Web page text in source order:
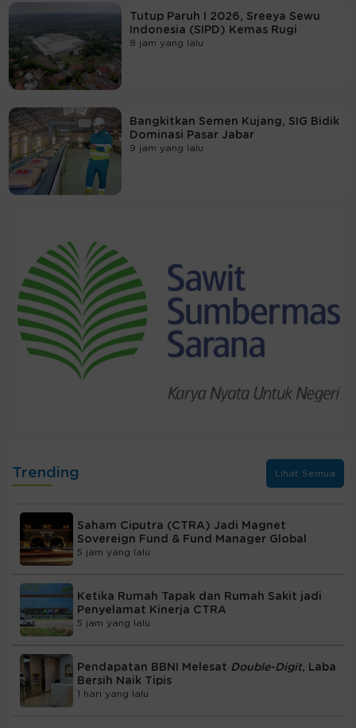
Tutup Paruh I 2026, Sreeya Sewu
Indonesia (SIPD) Kemas Rugi
8 jam yang lalu
Bangkitkan Semen Kujang, SIG Bidik
Dominasi Pasar Jabar
9 jam yang lalu
Trending Lihat Semua
Saham Ciputra (CTRA) Jadi Magnet
Sovereign Fund & Fund Manager Global
5 jam yang lalu
Ketika Rumah Tapak dan Rumah Sakit jadi
Penyelamat Kinerja CTRA
5 jam yang lalu
Pendapatan BBNI Melesat Double-Digit, Laba
Bersih Naik Tipis
1 hari yang lalu